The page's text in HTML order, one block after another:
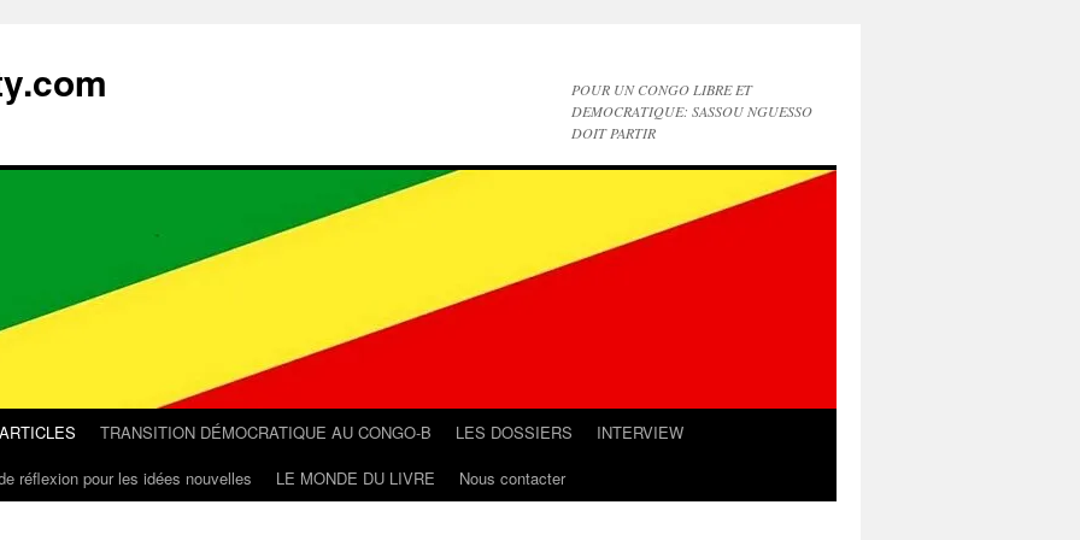
POUR UN CONGO LIBRE ET
DEMOCRATIQUE: SASSOU NGUESSO
DOIT PARTIR
TRANSITION DÉMOCRATIQUE AU CONGO-B LES DOSSIERS
INTERVIEW
réflexion pour les idées nouvelles LE MONDE DU LIVRE Nous contacter